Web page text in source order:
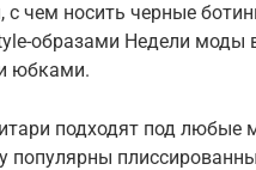
с чем носить черные
образами Недели
юбками.
подходят под
популярны